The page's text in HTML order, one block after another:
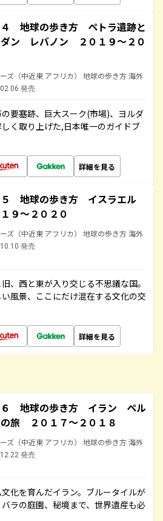
４ 地球の歩き方 ペトラ遺跡と
ン レバノン ２０１９～２０
ズ（中近東 アフリカ） 地球の歩き方 海外
発売
要塞跡、巨大スーク(市場)、ヨルダ
く取り上げた,日本唯一のガイドブ
詳細を見る
５ 地球の歩き方 イスラエル
９～２０２０
ズ（中近東 アフリカ） 地球の歩き方 海外
発売
、西と東が入り交じる不思議な国。
風景、ここにだけ混在する文化の交
詳細を見る
６ 地球の歩き方 イラン ペル
旅 ２０１７～２０１８
ズ（中近東 アフリカ） 地球の歩き方 海外
発売
化を育んだイラン。ブルータイルが
ラの庭園、秘境まで、世界遺産も必